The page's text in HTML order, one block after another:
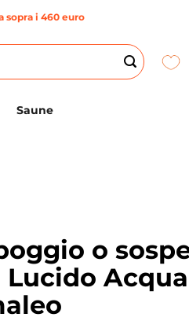
sopra i 460 euro
Saune
o
Lucido